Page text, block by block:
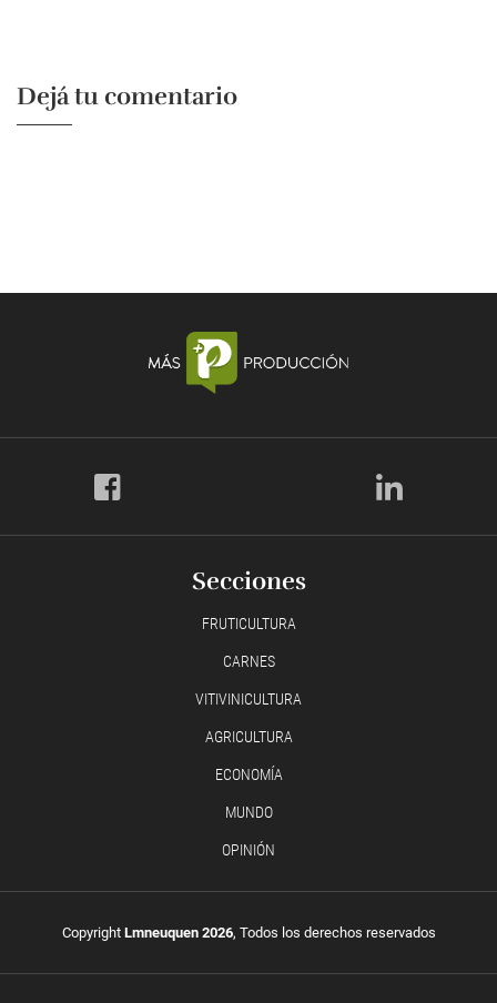
Dejá tu comentario
Secciones
FRUTICULTURA
CARNES
VITIVINICULTURA
AGRICULTURA
ECONOMÍA
MUNDO
OPINIÓN
Copyright Lmneuquen 2026, Todos los derechos reservados